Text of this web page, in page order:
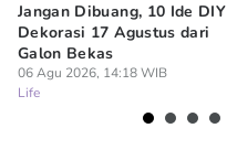
Jangan Dibuang, 10 Ide DIY
Dekorasi 17 Agustus dari
Galon Bekas
06 Agu 2026, 14:18 WIB
Life